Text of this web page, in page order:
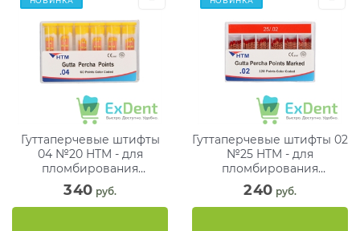
Гуттаперчевые штифты
04 №20 HTM - для
пломбирования
корневых каналов (60 шт)
340 руб.
Гуттаперчевые штифты 02
№25 HTM - для
пломбирования
корневых каналов (120
шт)
240 руб.